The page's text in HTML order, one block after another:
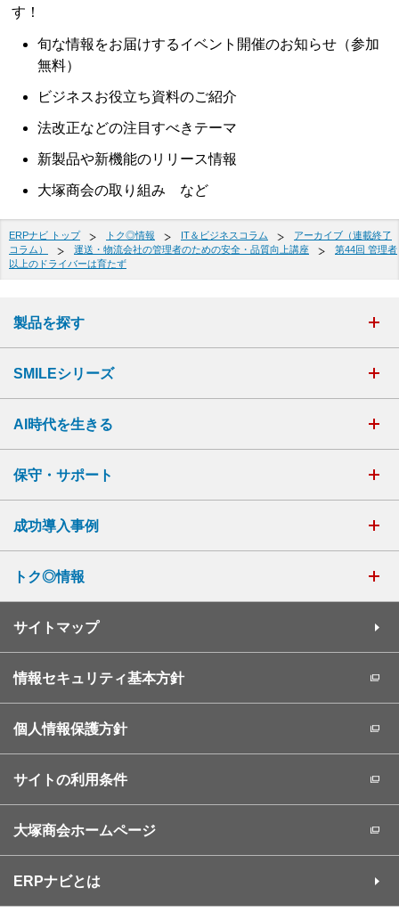
す！
旬な情報をお届けするイベント開催のお知らせ（参加
無料）
ビジネスお役立ち資料のご紹介
法改正などの注目すべきテーマ
新製品や新機能のリリース情報
大塚商会の取り組み など
ERPナビ トップ トク◎情報 IT＆ビジネスコラム
アーカイブ（連載終了
コラム）
運送・物流会社の管理者のための安全・品質向上講座
第44回 管理者
以上のドライバーは育たず
製品を探す
SMILEシリーズ
AI時代を生きる
保守・サポート
成功導入事例
トク◎情報
サイトマップ
情報セキュリティ基本方針
個人情報保護方針
サイトの利用条件
大塚商会ホームページ
ERPナビとは